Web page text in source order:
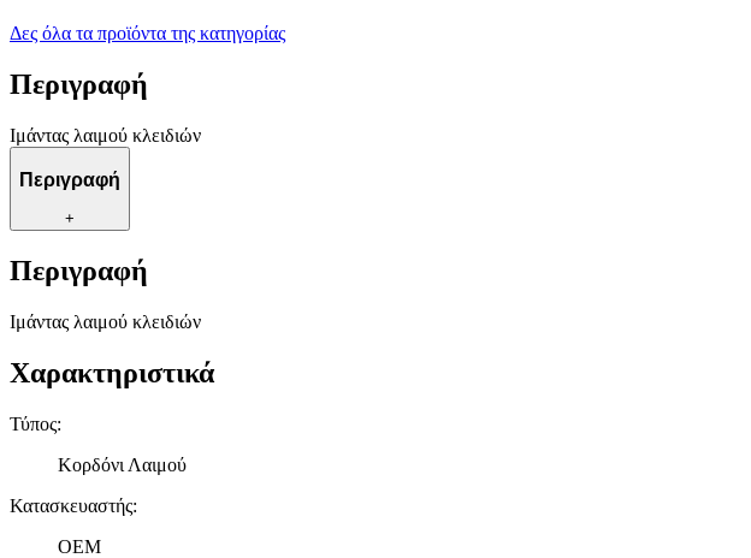
Δες όλα τα προϊόντα της κατηγορίας
Περιγραφή
Ιμάντας λαιμού κλειδιών
Περιγραφή
+
Περιγραφή
Ιμάντας λαιμού κλειδιών
Χαρακτηριστικά
Τύπος:
Κορδόνι Λαιμού
Κατασκευαστής:
OEM